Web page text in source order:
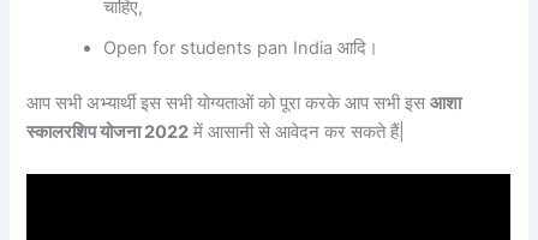
चाहिए,
Open for students pan India आदि।
आप सभी अभ्यार्थी इस सभी योग्यताओं को पूरा करके आप सभी इसआशा
स्कालरशिप योजना 2022 में आसानी से आवेदन कर सकते हैं|